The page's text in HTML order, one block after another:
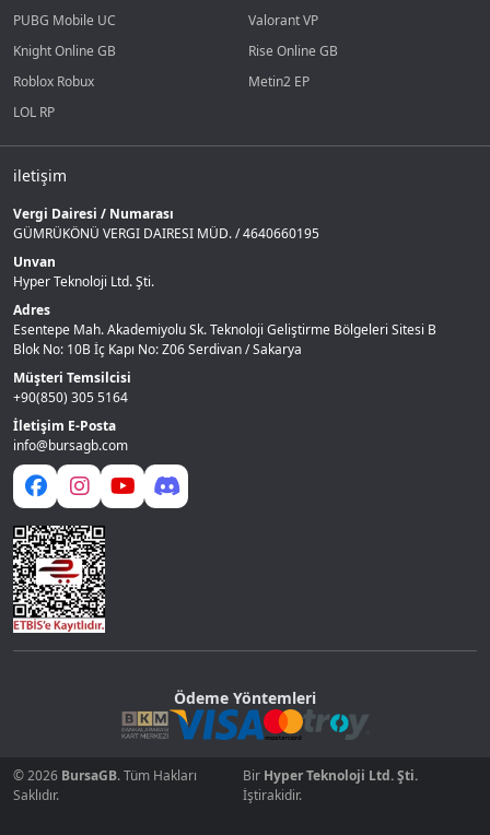
PUBG Mobile UC
Valorant VP
Knight Online GB
Rise Online GB
Roblox Robux
Metin2 EP
LOL RP
iletişim
Vergi Dairesi / Numarası
GÜMRÜKÖNÜ VERGI DAIRESI MÜD. / 4640660195
Unvan
Hyper Teknoloji Ltd. Şti.
Adres
Esentepe Mah. Akademiyolu Sk. Teknoloji Geliştirme Bölgeleri Sitesi B
Blok No: 10B İç Kapı No: Z06 Serdivan / Sakarya
Müşteri Temsilcisi
+90(850) 305 5164
İletişim E-Posta
info@bursagb.com
Ödeme Yöntemleri
© 2026 BursaGB. Tüm Hakları
Saklıdır.
Bir Hyper Teknoloji Ltd. Şti.
İştirakidir.